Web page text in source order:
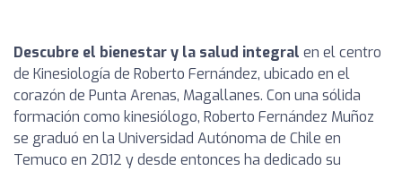
Descubre el bienestar y la salud integral en el centro
de Kinesiología de Roberto Fernández, ubicado en el
corazón de Punta Arenas, Magallanes. Con una sólida
formación como kinesiólogo, Roberto Fernández Muñoz
se graduó en la Universidad Autónoma de Chile en
Temuco en 2012 y desde entonces ha dedicado su